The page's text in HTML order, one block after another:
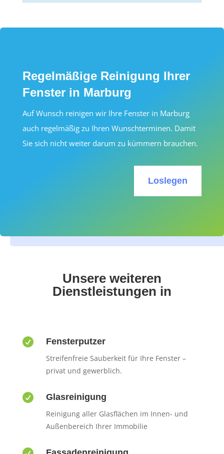
Regelmäßige Reinigung Ihrer
Fenster in Marburg
Auf Wunsch reinigen wir Ihre Fenster in Marburg
auch regelmäßig zu Ihren Wunschterminen. Damit
Sie sich nicht weiter darum zu kümmern brauchen.
Loslegen
Unsere weiteren
Dienstleistungen in
 Fensterputzer
Streifenfreie Sauberkeit für Ihre Fenster –
privat und gewerblich.
 Glasreinigung
Reinigung aller Glasflächen im Innen- und
Außenbereich Ihrer Immobilie